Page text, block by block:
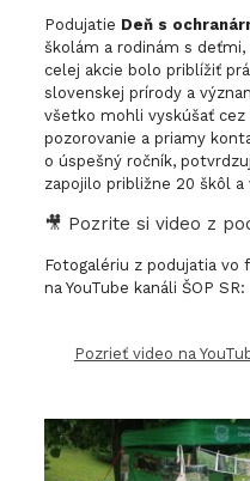
Podujatie Deň s
školám a rodinám s
celej akcie bolo priblížiť
slovenskej prírody a
všetko mohli vyskúšať
pozorovanie a priamy
o úspešný ročník,
zapojilo približne 20 škôl a
🎥 Pozrite si video z
Fotogalériu z podujatia
na YouTube kanáli ŠOP SR:
Pozrieť video na